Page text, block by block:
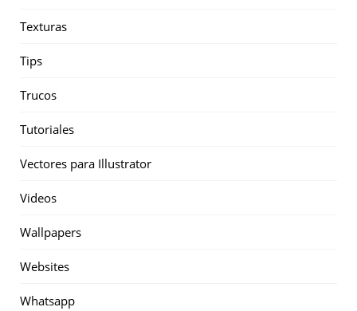
Texturas
Tips
Trucos
Tutoriales
Vectores para Illustrator
Videos
Wallpapers
Websites
Whatsapp